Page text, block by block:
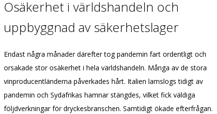
Osäkerhet i världshandeln och
uppbyggnad av säkerhetslager
Endast några månader därefter tog pandemin fart ordentligt och
orsakade stor osäkerhet i hela världshandeln. Många av de stora
vinproducentländerna påverkades hårt. Italien lamslogs tidigt av
pandemin och Sydafrikas hamnar stängdes, vilket fick väldiga
följdverkningar för dryckesbranschen. Samtidigt ökade efterfrågan.